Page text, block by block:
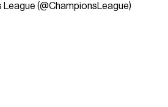
League (@ChampionsLeague)